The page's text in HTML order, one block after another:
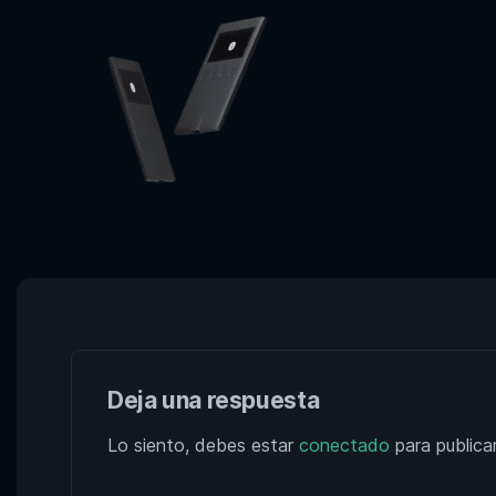
Deja una respuesta
Lo siento, debes estar conectado para